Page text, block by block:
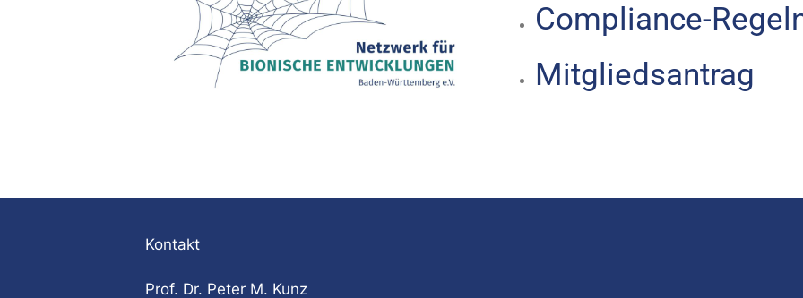
Compliance-
Mitgliedsantrag
Kontakt
Prof. Dr. Peter M. Kunz